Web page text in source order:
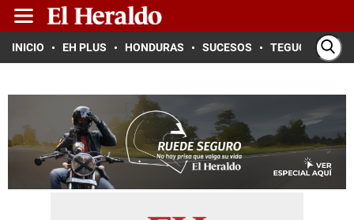
INICIO EH PLUS HONDURAS SUCESOS TEGUCIGALPA